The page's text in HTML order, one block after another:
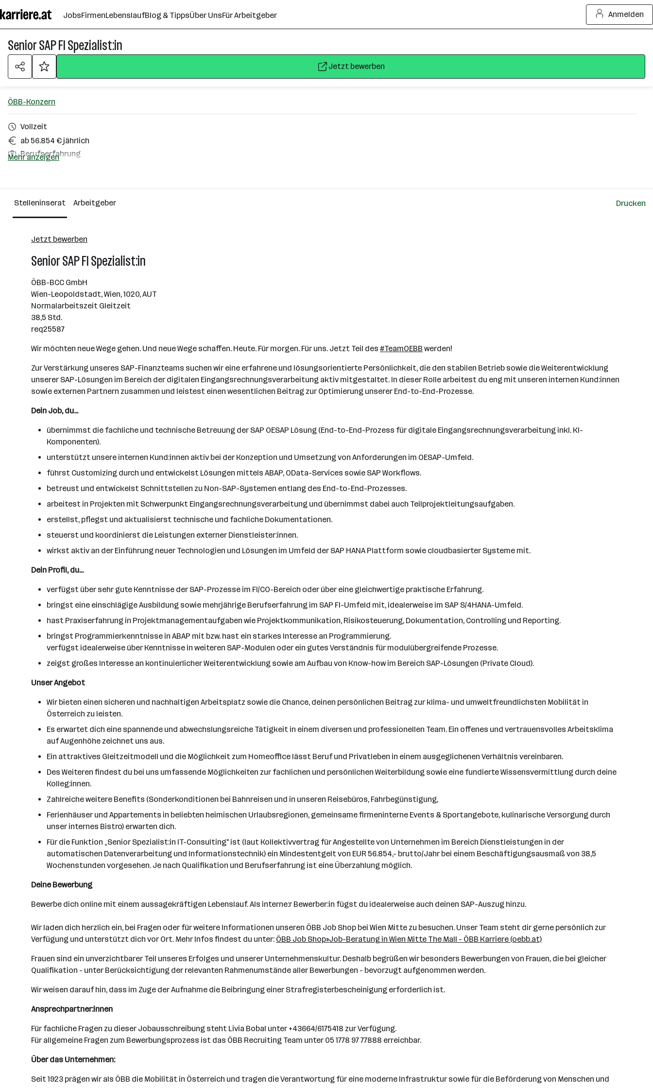
Seiteninhalt
springen
JobsFirmenLebenslaufBlog & TippsÜber UnsFür Arbeitgeber Anmelden
Senior SAP FI Spezialist:in
Jetzt bewerben
ÖBB-Konzern
Vollzeit
ab 56.854 € jährlich
Berufserfahrung
Wien
Mehr anzeigen
Stelleninserat Arbeitgeber Drucken
Jetzt bewerben
Senior SAP FI Spezialist:in
ÖBB-BCC GmbH
Wien-Leopoldstadt, Wien, 1020, AUT
Normalarbeitszeit Gleitzeit
38,5 Std.
req25587
Wir möchten neue Wege gehen. Und neue Wege schaffen. Heute. Für morgen. Für uns. Jetzt Teil des #TeamOEBB werden!
Zur Verstärkung unseres SAP-Finanzteams suchen wir eine erfahrene und lösungsorientierte Persönlichkeit, die den stabilen Betrieb sowie die Weiterentwicklung
unserer SAP-Lösungen im Bereich der digitalen Eingangsrechnungsverarbeitung aktiv mitgestaltet. In dieser Rolle arbeitest du eng mit unseren internen Kund:innen
sowie externen Partnern zusammen und leistest einen wesentlichen Beitrag zur Optimierung unserer End-to-End-Prozesse.
Dein Job, du...
übernimmst die fachliche und technische Betreuung der SAP OESAP Lösung (End-to-End-Prozess für digitale Eingangsrechnungsverarbeitung inkl. KI-
Komponenten).
unterstützt unsere internen Kund:innen aktiv bei der Konzeption und Umsetzung von Anforderungen im OESAP-Umfeld.
führst Customizing durch und entwickelst Lösungen mittels ABAP, OData-Services sowie SAP Workflows.
betreust und entwickelst Schnittstellen zu Non-SAP-Systemen entlang des End-to-End-Prozesses.
arbeitest in Projekten mit Schwerpunkt Eingangsrechnungsverarbeitung und übernimmst dabei auch Teilprojektleitungsaufgaben.
erstellst, pflegst und aktualisierst technische und fachliche Dokumentationen.
steuerst und koordinierst die Leistungen externer Dienstleister:innen.
wirkst aktiv an der Einführung neuer Technologien und Lösungen im Umfeld der SAP HANA Plattform sowie cloudbasierter Systeme mit.
Dein Profil, du...
verfügst über sehr gute Kenntnisse der SAP-Prozesse im FI/CO-Bereich oder über eine gleichwertige praktische Erfahrung.
bringst eine einschlägige Ausbildung sowie mehrjährige Berufserfahrung im SAP FI-Umfeld mit, idealerweise im SAP S/4HANA-Umfeld.
hast Praxiserfahrung in Projektmanagementaufgaben wie Projektkommunikation, Risikosteuerung, Dokumentation, Controlling und Reporting.
bringst Programmierkenntnisse in ABAP mit bzw. hast ein starkes Interesse an Programmierung.
verfügst idealerweise über Kenntnisse in weiteren SAP-Modulen oder ein gutes Verständnis für modulübergreifende Prozesse.
zeigst großes Interesse an kontinuierlicher Weiterentwicklung sowie am Aufbau von Know-how im Bereich SAP-Lösungen (Private Cloud).
Unser Angebot
Wir bieten einen sicheren und nachhaltigen Arbeitsplatz sowie die Chance, deinen persönlichen Beitrag zur klima- und umweltfreundlichsten Mobilität in
Österreich zu leisten.
Es erwartet dich eine spannende und abwechslungsreiche Tätigkeit in einem diversen und professionellen Team. Ein offenes und vertrauensvolles Arbeitsklima
auf Augenhöhe zeichnet uns aus.
Ein attraktives Gleitzeitmodell und die Möglichkeit zum Homeoffice lässt Beruf und Privatleben in einem ausgeglichenen Verhältnis vereinbaren.
Des Weiteren findest du bei uns umfassende Möglichkeiten zur fachlichen und persönlichen Weiterbildung sowie eine fundierte Wissensvermittlung durch deine
Kolleg:innen.
Zahlreiche weitere Benefits (Sonderkonditionen bei Bahnreisen und in unseren Reisebüros, Fahrbegünstigung,
Ferienhäuser und Appartements in beliebten heimischen Urlaubsregionen, gemeinsame firmeninterne Events & Sportangebote, kulinarische Versorgung durch
unser internes Bistro) erwarten dich.
Für die Funktion „Senior Spezialist:in IT-Consulting" ist (laut Kollektivvertrag für Angestellte von Unternehmen im Bereich Dienstleistungen in der
automatischen Datenverarbeitung und Informationstechnik) ein Mindestentgelt von EUR 56.854,- brutto/Jahr bei einem Beschäftigungsausmaß von 38,5
Wochenstunden vorgesehen. Je nach Qualifikation und Berufserfahrung ist eine Überzahlung möglich.
Deine Bewerbung
Bewerbe dich online mit einem aussagekräftigen Lebenslauf. Als interne:r Bewerber:in fügst du idealerweise auch deinen SAP-Auszug hinzu.
Wir laden dich herzlich ein, bei Fragen oder für weitere Informationen unseren ÖBB Job Shop bei Wien Mitte zu besuchen. Unser Team steht dir gerne persönlich zur
Verfügung und unterstützt dich vor Ort. Mehr Infos findest du unter: ÖBB Job Shop»Job-Beratung in Wien Mitte The Mall - ÖBB Karriere (oebb.at)
Frauen sind ein unverzichtbarer Teil unseres Erfolges und unserer Unternehmenskultur. Deshalb begrüßen wir besonders Bewerbungen von Frauen, die bei gleicher
Qualifikation - unter Berücksichtigung der relevanten Rahmenumstände aller Bewerbungen - bevorzugt aufgenommen werden.
Wir weisen darauf hin, dass im Zuge der Aufnahme die Beibringung einer Strafregisterbescheinigung erforderlich ist.
Ansprechpartner:innen
Für fachliche Fragen zu dieser Jobausschreibung steht Livia Bobal unter +43664/6175418 zur Verfügung.
Für allgemeine Fragen zum Bewerbungsprozess ist das ÖBB Recruiting Team unter 05 1778 97 77888 erreichbar.
Über das Unternehmen:
Seit 1923 prägen wir als ÖBB die Mobilität in Österreich und tragen die Verantwortung für eine moderne Infrastruktur sowie für die Beförderung von Menschen und